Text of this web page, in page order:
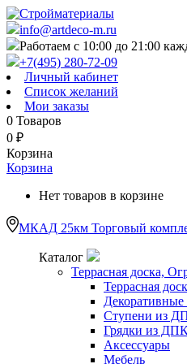
info@artdeco-m.ru
Работаем с 10:00 до 21:00
+7(495) 280-72-09
Личный кабинет
Список желаний
Мои заказы
0 Товаров
0 ₽
Корзина
Корзина
Нет товаров в корзине
МКАД 25км Торговый
Каталог
Террасная доска,
Террасная
Ступени из
Грядки из
Аксессуары
Мебель